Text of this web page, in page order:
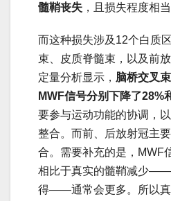
髓鞘丧失 ，且损失程度相当
而这种损失涉及12个白质
束、皮质脊髓束，以及前
定量分析显示， 脑桥交叉
MWF信号分别下降了28%
要参与运动功能的协调，
整合。而前、后放射冠主
合。需要补充的是，MWF
相比于真实的髓鞘减少——
得——通常会更多。所以真